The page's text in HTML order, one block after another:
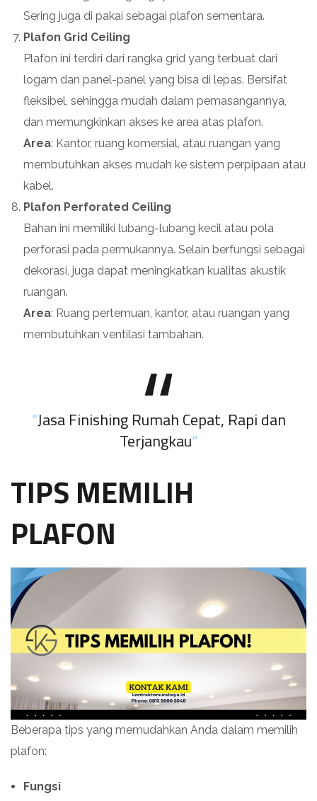
Sering juga di pakai sebagai plafon sementara.
Plafon Grid Ceiling
Plafon ini terdiri dari rangka grid yang terbuat dari
logam dan panel-panel yang bisa di lepas. Bersifat
fleksibel, sehingga mudah dalam pemasangannya,
dan memungkinkan akses ke area atas plafon.
Area: Kantor, ruang komersial, atau ruangan yang
membutuhkan akses mudah ke sistem perpipaan atau
kabel.
Plafon Perforated Ceiling
Bahan ini memiliki lubang-lubang kecil atau pola
perforasi pada permukannya. Selain berfungsi sebagai
dekorasi, juga dapat meningkatkan kualitas akustik
ruangan.
Area: Ruang pertemuan, kantor, atau ruangan yang
membutuhkan ventilasi tambahan.
“Jasa Finishing Rumah Cepat, Rapi dan
Terjangkau“
TIPS MEMILIH
PLAFON
Beberapa tips yang memudahkan Anda dalam memilih
plafon:
Fungsi